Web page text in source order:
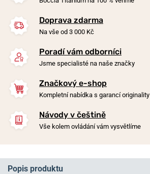
0581-02
Skladem
1 590 Kč
Doprava zdarma
Na vše od 3 000 Kč
Poradí vám odborníci
Jsme specialisté na naše značky
Značkový e-shop
Kompletní nabídka s garancí originality
Návody v češtině
Vše kolem ovládání vám vysvětlíme
Popis produktu